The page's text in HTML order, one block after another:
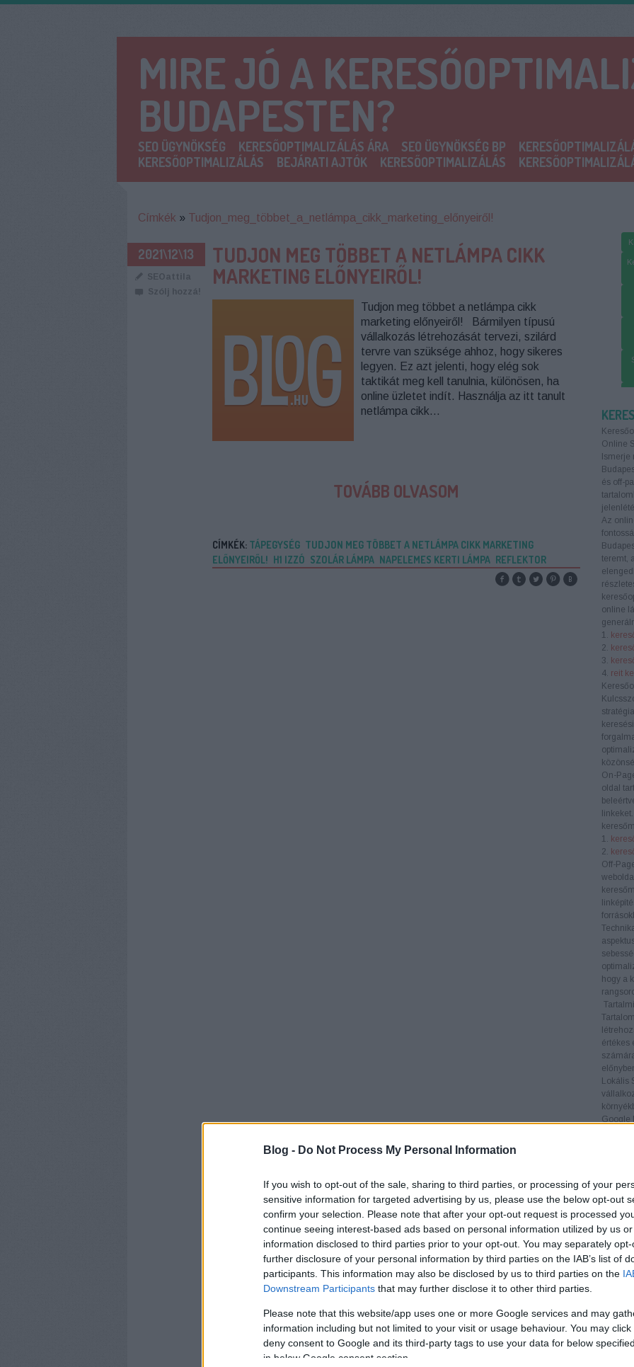
Blog - Do Not Process My Personal Information
If you wish to opt-out of the sale, sharing to third parties, or processing of your
sensitive information for targeted advertising by us, please use the below opt-out
confirm your selection. Please note that after your opt-out request is processed
continue seeing interest-based ads based on personal information utilized by us
information disclosed to third parties prior to your opt-out. You may separately
further disclosure of your personal information by third parties on the IAB’s list of
participants. This information may also be disclosed by us to third parties on the
Downstream Participants that may further disclose it to other third parties.
Please note that this website/app uses one or more Google services and may
information including but not limited to your visit or usage behaviour. You may
deny consent to Google and its third-party tags to use your data for below
in below Google consent section.
MIRE JÓ A
BUDAPESTEN?
SEO ÜGYNÖKSÉG KERESŐOPTIMALIZÁLÁS ÁRA SEO ÜGYNÖKSÉG BP
KERESŐOPTIMALIZÁLÁS
BEJÁRATI AJTÓK KERESŐOPTIMALIZÁLÁS
Címkék » Tudjon_meg_többet_a_netlámpa_cikk_marketing_előnyeiről!
2021\12\13
SEOattila
Szólj hozzá!
TUDJON MEG TÖBBET A NETLÁMPA CIKK
MARKETING ELŐNYEIRŐL!
Tudjon meg többet a netlámpa cikk
marketing előnyeiről! Bármilyen típusú
vállalkozás létrehozását tervezi, szilárd
tervre van szüksége ahhoz, hogy sikeres
legyen. Ez azt jelenti, hogy elég sok
taktikát meg kell tanulnia, különösen, ha
online üzletet indít. Használja az itt tanult
netlámpa cikk…
TOVÁBB OLVASOM
CÍMKÉK: TÁPEGYSÉG TUDJON MEG TÖBBET A NETLÁMPA CIKK MARKETING
ELŐNYEIRŐL! H1 IZZÓ SZOLÁR LÁMPA NAPELEMES KERTI LÁMPA REFLEKTOR
Online
és off-
Az
teremt,
online
1.
2.
3.
4. reit
On-
oldal
1.
2.
Off-
hogy a
értékes
Lokális
Google
5.
8.
9.
10.
SEO